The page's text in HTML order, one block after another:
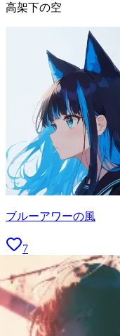
高架下の空
ブルーアワーの風
7